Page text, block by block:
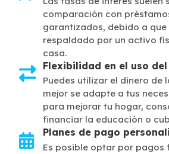
comparación con
garantizados, debido a
respaldado por un activo
casa.
Flexibilidad en el uso
Puedes utilizar el dinero de
mejor se adapte a tus
para mejorar tu hogar,
financiar la educación o
Planes de pago
Es posible optar por pagos